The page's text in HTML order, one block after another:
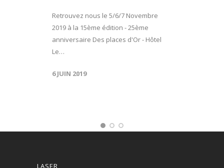
Retrouvez nous le 5/6/7 Novembre
2019 à la 15ème édition - 25ème
anniversaire Des places d'Or - Hôtel
Le…
6 JUIN 2019
LASER